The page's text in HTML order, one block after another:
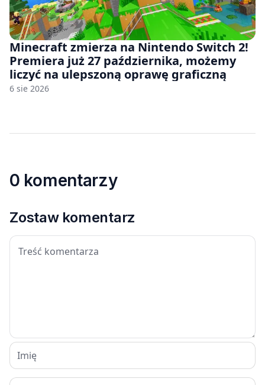
Minecraft zmierza na Nintendo Switch 2!
Premiera już 27 października, możemy
liczyć na ulepszoną oprawę graficzną
6 sie 2026
0 komentarzy
Zostaw komentarz